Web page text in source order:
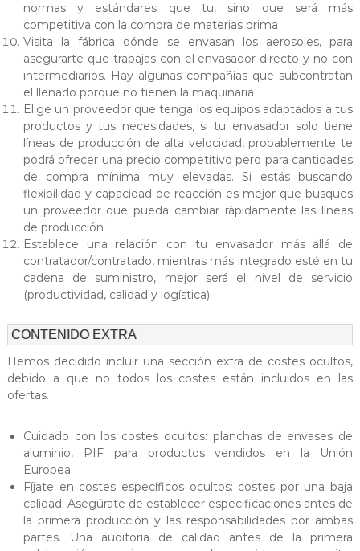
normas y estándares que tu, sino que será más
competitiva con la compra de materias prima
Visita la fábrica dónde se envasan los aerosoles, para
asegurarte que trabajas con el envasador directo y no con
intermediarios. Hay algunas compañías que subcontratan
el llenado porque no tienen la maquinaria
Elige un proveedor que tenga los equipos adaptados a tus
productos y tus necesidades, si tu envasador solo tiene
líneas de producción de alta velocidad, probablemente te
podrá ofrecer una precio competitivo pero para cantidades
de compra mínima muy elevadas. Si estás buscando
flexibilidad y capacidad de reacción es mejor que busques
un proveedor que pueda cambiar rápidamente las líneas
de producción
Establece una relación con tu envasador más allá de
contratador/contratado, mientras más integrado esté en tu
cadena de suministro, mejor será el nivel de servicio
(productividad, calidad y logística)
CONTENIDO EXTRA
Hemos decidido incluir una sección extra de costes ocultos,
debido a que no todos los costes están incluidos en las
ofertas.
Cuidado con los costes ocultos: planchas de envases de
aluminio, PIF para productos vendidos en la Unión
Europea
Fíjate en costes específicos ocultos: costes por una baja
calidad. Asegúrate de establecer especificaciones antes de
la primera producción y las responsabilidades por ambas
partes. Una auditoria de calidad antes de la primera